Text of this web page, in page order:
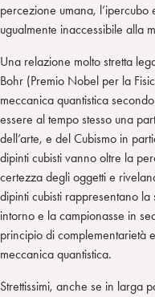
percezione umana, l’ipercubo
ugualmente inaccessibile alla
Una relazione molto stretta
Bohr (Premio Nobel per la
meccanica quantistica
essere al tempo stesso una
dell’arte, e del Cubismo in
dipinti cubisti vanno oltre la
certezza degli oggetti e
dipinti cubisti rappresentano
intorno e la campionasse in
principio di complementarietà
meccanica quantistica.
Strettissimi, anche se in larga